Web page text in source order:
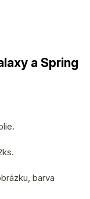
a Spring
barva